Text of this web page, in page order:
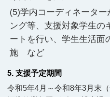
学内コーディネータ
ング等、支援対象学生の
ートを行い、学生生活面
施 など
5. 支援予定期間
令和5年4月～令和8年3月末（